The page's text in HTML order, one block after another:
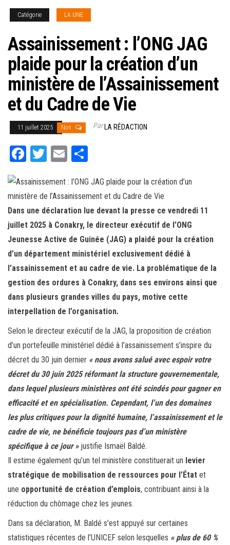
Catégorie LA UNE
Assainissement : l’ONG JAG
plaide pour la création d’un
ministère de l’Assainissement
et du Cadre de Vie
11 juillet 2025 Non ParLA RÉDACTION
Fa
bo
ok
T
tt
er
E
ail ag
er
Dans une déclaration lue devant la presse ce vendredi 11
juillet 2025 à Conakry, le directeur exécutif de l’ONG
Jeunesse Active de Guinée (JAG) a plaidé pour la création
d’un département ministériel exclusivement dédié à
l’assainissement et au cadre de vie. La problématique de la
gestion des ordures à Conakry, dans ses environs ainsi que
dans plusieurs grandes villes du pays, motive cette
interpellation de l’organisation.
Selon le directeur exécutif de la JAG, la proposition de création
d’un portefeuille ministériel dédié à l’assainissement s’inspire du
décret du 30 juin dernier « nous avons salué avec espoir votre
décret du 30 juin 2025 réformant la structure gouvernementale,
dans lequel plusieurs ministères ont été scindés pour gagner en
efficacité et en spécialisation. Cependant, l’un des domaines
les plus critiques pour la dignité humaine, l’assainissement et le
cadre de vie, ne bénéficie toujours pas d’un ministère
spécifique à ce jour » justifie Ismaël Baldé.
Il estime également qu’un tel ministère constituerait un levier
stratégique de mobilisation de ressources pour l’État et
une opportunité de création d’emplois, contribuant ainsi à la
réduction du chômage chez les jeunes.
Dans sa déclaration, M. Baldé s’est appuyé sur certaines
statistiques récentes de l’UNICEF selon lesquelles « plus de 60 %